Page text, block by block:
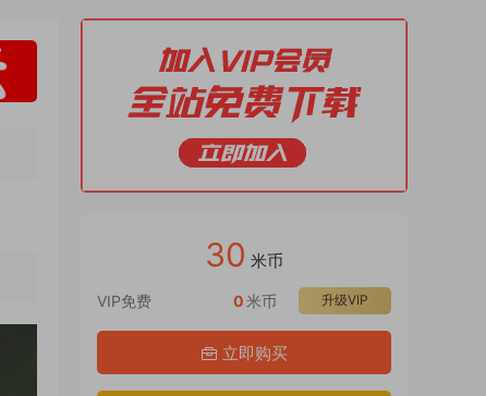
30 米币
VIP免费 升级VIP
0米币
立即购买